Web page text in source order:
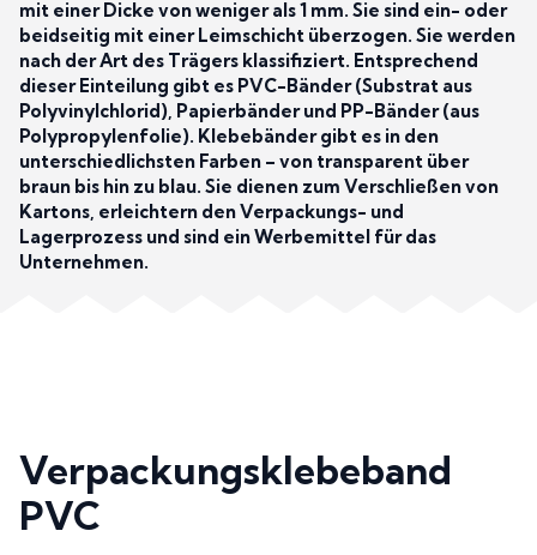
mit einer Dicke von weniger als 1 mm. Sie sind ein- oder
beidseitig mit einer Leimschicht überzogen. Sie werden
nach der Art des Trägers klassifiziert. Entsprechend
dieser Einteilung gibt es PVC-Bänder (Substrat aus
Polyvinylchlorid), Papierbänder und PP-Bänder (aus
Polypropylenfolie). Klebebänder gibt es in den
unterschiedlichsten Farben – von transparent über
braun bis hin zu blau. Sie dienen zum Verschließen von
Kartons, erleichtern den Verpackungs- und
Lagerprozess und sind ein Werbemittel für das
Unternehmen.
Verpackungsklebeband
PVC